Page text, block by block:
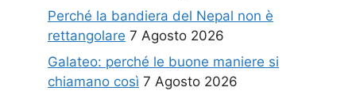
Perché la bandiera del Nepal non è
rettangolare 7 Agosto 2026
Galateo: perché le buone maniere si
chiamano così 7 Agosto 2026